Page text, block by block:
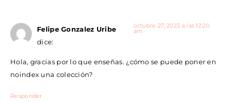
Felipe Gonzalez Uribe
dice:
octubre 27, 2023 a las 12:20
am
Hola, gracias por lo que enseñas. ¿cómo se puede poner en
noindex una colección?
Responder